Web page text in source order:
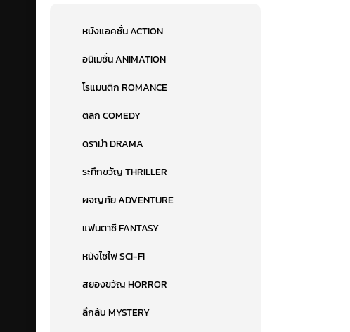
หนังแอคชั่น ACTION
อนิเมชั่น ANIMATION
โรแมนติก ROMANCE
ตลก COMEDY
ดราม่า DRAMA
ระทึกขวัญ THRILLER
ผจญภัย ADVENTURE
แฟนตาซี FANTASY
หนังไซไฟ SCI-FI
สยองขวัญ HORROR
ลึกลับ MYSTERY